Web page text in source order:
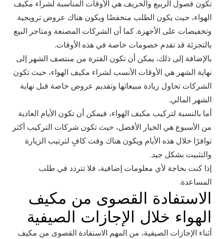
تكون فصول الربيع والخريف هي الأوقات المناسبة لشراء مكيف
الهواء، حيث يكون الطلب منخفضًا ويكون هناك عروض ترويجية
وتخفيضات على الأجهزة. كما أن الشركات المصنعة ومتاجر البيع
بالتجزئة قد تقدم خصومات خاصة في هذه الأوقات.
بالإضافة إلى ذلك، يمكن أن تكون الفترة من منتصف الشهر إلى
نهاية الشهر هي الأوقات الأنسب لشراء مكيف الهواء، حيث تكون
الشركات تحاول زيادة مبيعاتها وتقديم عروض خاصة قبل نهاية
الشهر المالي.
أما بالنسبة لتركيب مكيف الهواء، فيمكن أن تكون الأيام العادية
من الأسبوع هي الخيار الأفضل، حيث تكون شركات التركيب أكثر
توافرًا خلال هذه الأيام ويكون هناك وقت كافٍ لترتيب الزيارة
والتثبيت بشكل جيد.
إذا كنت بحاجة لأي معلومات إضافية، فلا تتردد في طلب
المساعدة.
الاستفادة القصوى من مكيف
الهواء خلال الإجازات الصيفية
أثناء الإجازات الصيفية، من المهم الاستفادة القصوى من مكيف